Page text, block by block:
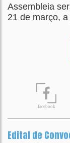
Assembleia
21 de março,
facebook
Edital de